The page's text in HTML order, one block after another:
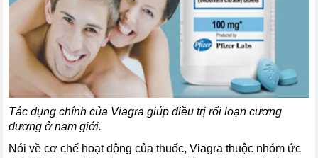
Tác dụng chính của Viagra giúp điều trị rối loạn cương
dương ở nam giới.
Nói về cơ chế hoạt động của thuốc, Viagra thuộc nhóm ức